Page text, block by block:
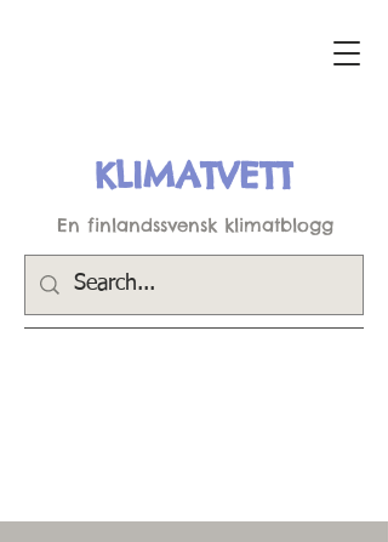
KLIMATVETT
En finlandssvensk klimatblogg